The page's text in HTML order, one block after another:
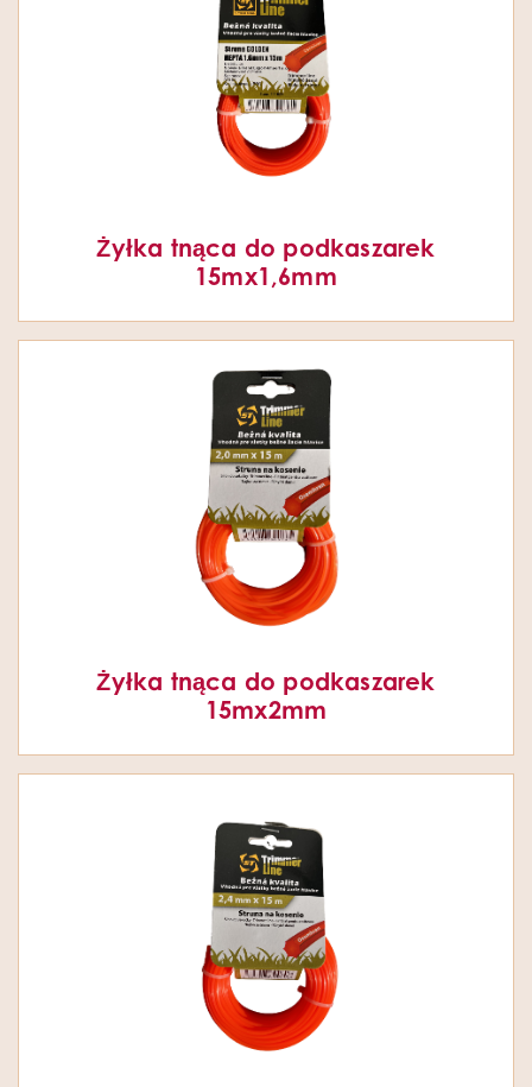
Żyłka tnąca do podkaszarek
15mx1,6mm
Żyłka tnąca do podkaszarek
15mx2mm